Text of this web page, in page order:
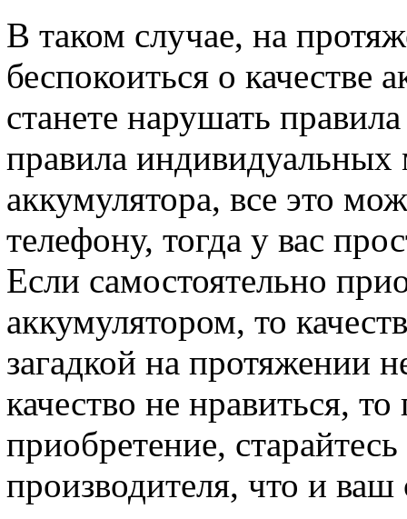
В таком случае, на
беспокоиться о качестве
станете нарушать
правила
аккумулятора, все это
телефону, тогда у вас
Если самостоятельно
аккумулятором, то
загадкой на протяжении
качество не нравиться,
приобретение,
производителя, что и